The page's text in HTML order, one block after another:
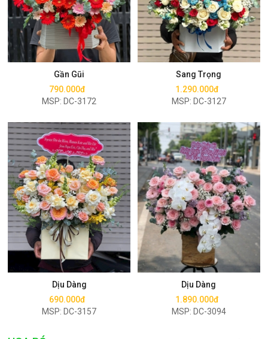
Gần Gũi
790.000đ
MSP: DC-3172
Mua ngay
Sang Trọng
1.290.000đ
MSP: DC-3127
Mua ngay
Dịu Dàng
690.000đ
MSP: DC-3157
Mua ngay
Dịu Dàng
1.890.000đ
MSP: DC-3094
Mua ngay